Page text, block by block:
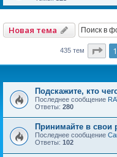
Новая тема
435 тем 1
Подскажите, кто
Последнее сообщение
Ответы: 280
Принимайте в свои
Последнее сообщение
Ответы: 102